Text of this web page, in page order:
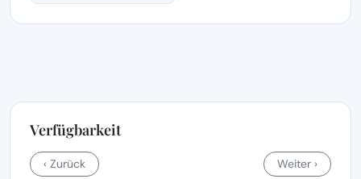
Verfügbarkeit
‹ Zurück Weiter ›